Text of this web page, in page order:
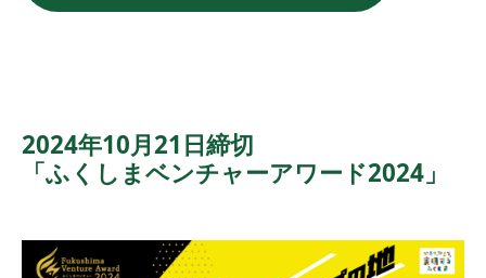
2024年10月21日締切
「ふくしまベンチャーアワード2024」